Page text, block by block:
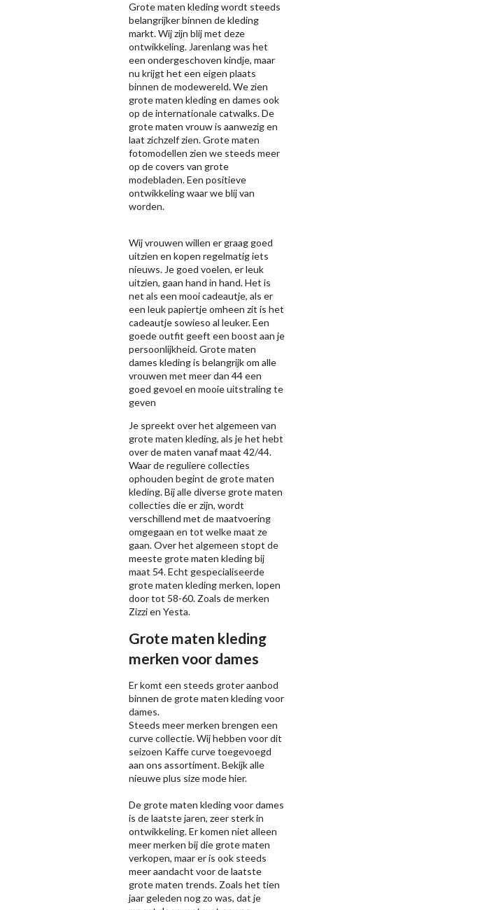
Grote maten kleding wordt steeds
belangrijker binnen de kleding
markt. Wij zijn blij met deze
ontwikkeling. Jarenlang was het
een ondergeschoven kindje, maar
nu krijgt het een eigen plaats
binnen de modewereld. We zien
grote maten kleding en dames ook
op de internationale catwalks. De
grote maten vrouw is aanwezig en
laat zichzelf zien. Grote maten
fotomodellen zien we steeds meer
op de covers van grote
modebladen. Een positieve
ontwikkeling waar we blij van
worden.
Wij vrouwen willen er graag goed
uitzien en kopen regelmatig iets
nieuws. Je goed voelen, er leuk
uitzien, gaan hand in hand. Het is
net als een mooi cadeautje, als er
een leuk papiertje omheen zit is het
cadeautje sowieso al leuker. Een
goede outfit geeft een boost aan je
persoonlijkheid. Grote maten
dames kleding is belangrijk om alle
vrouwen met meer dan 44 een
goed gevoel en mooie uitstraling te
geven
Je spreekt over het algemeen van
grote maten kleding, als je het hebt
over de maten vanaf maat 42/44.
Waar de reguliere collecties
ophouden begint de grote maten
kleding. Bij alle diverse grote maten
collecties die er zijn, wordt
verschillend met de maatvoering
omgegaan en tot welke maat ze
gaan. Over het algemeen stopt de
meeste grote maten kleding bij
maat 54. Echt gespecialiseerde
grote maten kleding merken, lopen
door tot 58-60. Zoals de merken
Zizzien Yesta.
Grote maten kleding
merken voor dames
Er komt een steeds groter aanbod
binnen de grote maten kleding voor
dames.
Steeds meer merken brengen een
curve collectie. Wij hebben voor dit
seizoen Kaffecurve toegevoegd
aan ons assortiment. Bekijk alle
nieuweplus size modehier.
De grote maten kleding voor dames
is de laatste jaren, zeer sterk in
ontwikkeling. Er komen niet alleen
meer merken bij die grote maten
verkopen, maar er is ook steeds
meer aandacht voor de laatste
grote maten trends. Zoals het tien
jaar geleden nog zo was, dat je